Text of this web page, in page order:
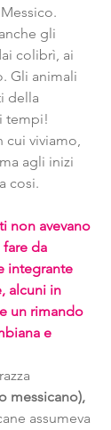
gli
colibrì, ai
Gli animali
della
tempi!
cui viviamo,
agli inizi
cosi.
non avevano
da
integrante
alcuni in
un rimando
e
messicano),
assumeva